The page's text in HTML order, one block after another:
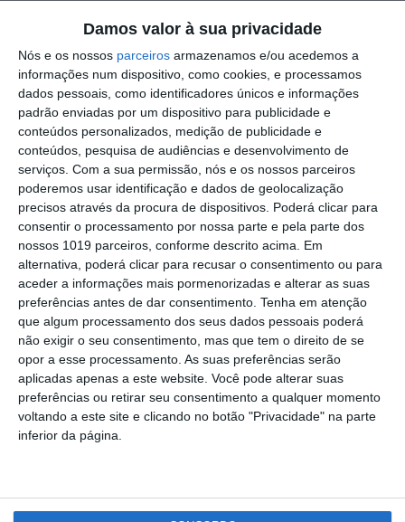
Damos valor à sua privacidade
Nós e os nossos parceiros armazenamos e/ou acedemos a
informações num dispositivo, como cookies, e processamos
dados pessoais, como identificadores únicos e informações
padrão enviadas por um dispositivo para publicidade e
conteúdos personalizados, medição de publicidade e
conteúdos, pesquisa de audiências e desenvolvimento de
serviços. Com a sua permissão, nós e os nossos parceiros
poderemos usar identificação e dados de geolocalização
precisos através da procura de dispositivos. Poderá clicar para
consentir o processamento por nossa parte e pela parte dos
nossos 1019 parceiros, conforme descrito acima. Em
alternativa, poderá clicar para recusar o consentimento ou para
aceder a informações mais pormenorizadas e alterar as suas
preferências antes de dar consentimento. Tenha em atenção
que algum processamento dos seus dados pessoais poderá
não exigir o seu consentimento, mas que tem o direito de se
opor a esse processamento. As suas preferências serão
aplicadas apenas a este website. Você pode alterar suas
preferências ou retirar seu consentimento a qualquer momento
voltando a este site e clicando no botão "Privacidade" na parte
inferior da página.
NOTÍCIAS
Preço dos combustíveis: a partir de segunda
feira o gasóleo custa mais 8 cêntimos
Carla Aguiã 04-04-2026
NOTÍCIAS
Guerra no Médio Oriente: Governo admite
desconto extraordinário do ISP